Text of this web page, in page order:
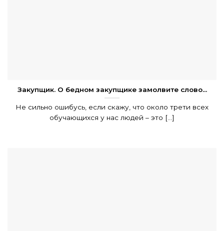
Закупщик. О бедном закупщике замолвите слово…
Не сильно ошибусь, если скажу, что около трети всех
обучающихся у нас людей – это [...]